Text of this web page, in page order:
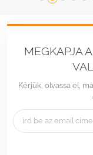
MEGKAPJA
Kérjük, olvassa el,
Tel : +86 -592-6212776
Email :
Add : Unit 206-9, No